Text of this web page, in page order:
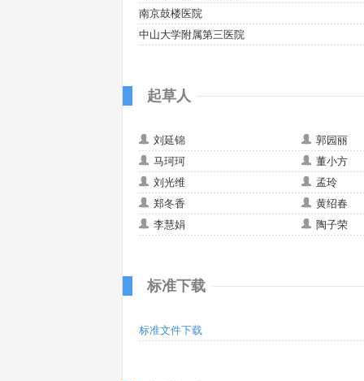
南京鼓楼医院
中山大学附属第三医院
起草人
刘延锦
郭园丽
马珂珂
董小方
刘光维
孟玲
郑冬香
黄绍春
李慧娟
陶子荣
标准下载
标准文件下载